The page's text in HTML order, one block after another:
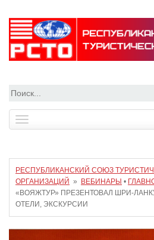
Найти:
РЕСПУБЛИКАНСКИЙ СОЮЗ
ОРГАНИЗАЦИЙ» ВЕБИНАРЫ• ГЛАВНОЕ
«ВОЯЖТУР» ПРЕЗЕНТОВАЛ ШРИ-
ОТЕЛИ, ЭКСКУРСИИ